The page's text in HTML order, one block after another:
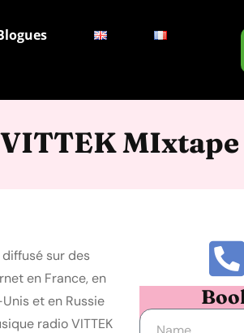
MIxtape
diffusé sur des
en France, en
et en Russie
radio VITTEK